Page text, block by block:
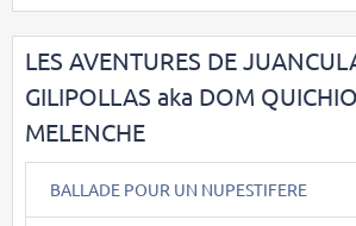
LES AVENTURES DE
GILIPOLLAS aka DOM
MELENCHE
BALLADE POUR UN NUPESTIFERE